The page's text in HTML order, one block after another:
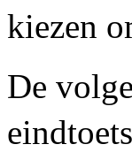
kiezen
De